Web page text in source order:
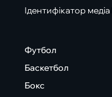
Ідентифікатор
Футбол
Баскетбол
Бокс